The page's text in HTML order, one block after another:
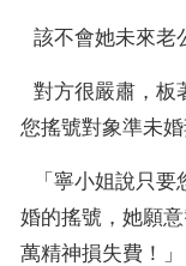
該不會她未來
您搖號對象準未
婚的搖號，她願
萬精神損失費！」